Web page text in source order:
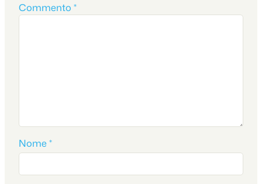
Commento *
Nome*